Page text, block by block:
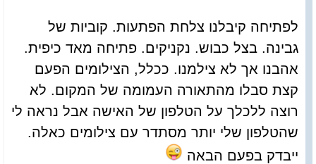
לפתיחה קיבלנו צלחת הפתעות. קוביות של
גבינה. בצל כבוש. נקניקים. פתיחה מאד כיפית.
אהבנו אך לא צילמנו. ככלל, הצילומים הפעם
קצת סבלו מהתאורה העמומה של המקום. לא
רוצה ללכלך על הטלפון של האישה אבל נראה לי
שהטלפון שלי יותר מסתדר עם צילומים כאלה.
ייבדק בפעם הבאה